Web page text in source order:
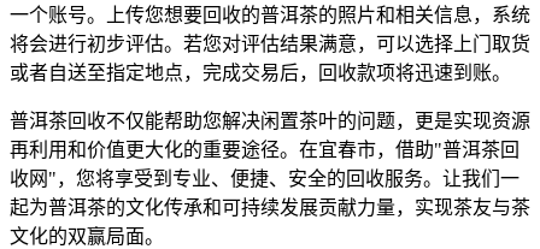
一个账号。上传您想要回收的普洱茶的照片和相关信息，系统
将会进行初步评估。若您对评估结果满意，可以选择上门取货
或者自送至指定地点，完成交易后，回收款项将迅速到账。
普洱茶回收不仅能帮助您解决闲置茶叶的问题，更是实现资源
再利用和价值更大化的重要途径。在宜春市，借助"普洱茶回
收网"，您将享受到专业、便捷、安全的回收服务。让我们一
起为普洱茶的文化传承和可持续发展贡献力量，实现茶友与茶
文化的双赢局面。